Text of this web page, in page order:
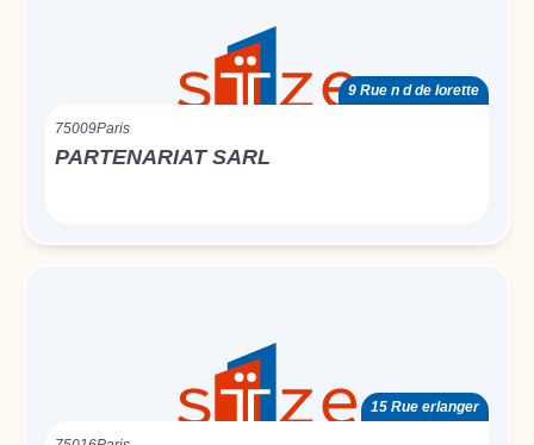
9 Rue n d de lorette
75009Paris
PARTENARIAT SARL
15 Rue erlanger